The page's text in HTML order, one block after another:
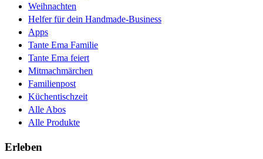
Weihnachten
Helfer für dein Handmade-Business
Apps
Tante Ema Familie
Tante Ema feiert
Mitmachmärchen
Familienpost
Küchentischzeit
Alle Abos
Alle Produkte
Erleben